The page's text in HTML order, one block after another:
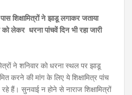
शिक्षामित्रों ने झाडू लगाकर जताया
लेकर धरना पांचवें दिन भी रहा जारी
ने शनिवार को धरना स्थल पर झाडू
करने की मांग के लिए ये शिक्षामित्र पांच
हैं। सुनवाई न होने से नाराज शिक्षामित्रों